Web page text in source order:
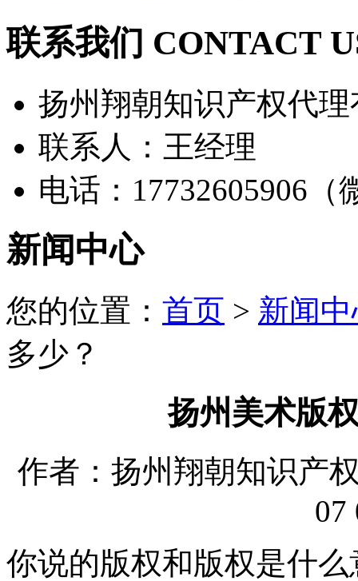
联系我们 CONTACT
扬州翔朝知识产权代
联系人：王经理
电话：17732605906（
新闻中心
您的位置： 首页 > 新闻
多少？
扬州美术版
作者：扬州翔朝知识产
07
你说的版权和版权是什